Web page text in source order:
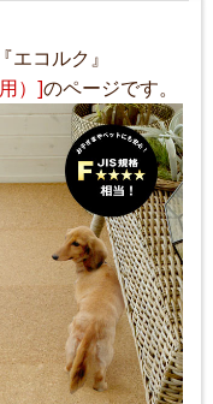
コルク』
）]のページです。